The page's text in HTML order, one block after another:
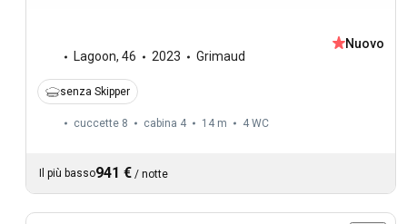
Lagoon, 46 2023 Grimaud
Nuovo
senza Skipper
cuccette 8 cabina 4 14 m 4 WC
Il più basso941 € / notte